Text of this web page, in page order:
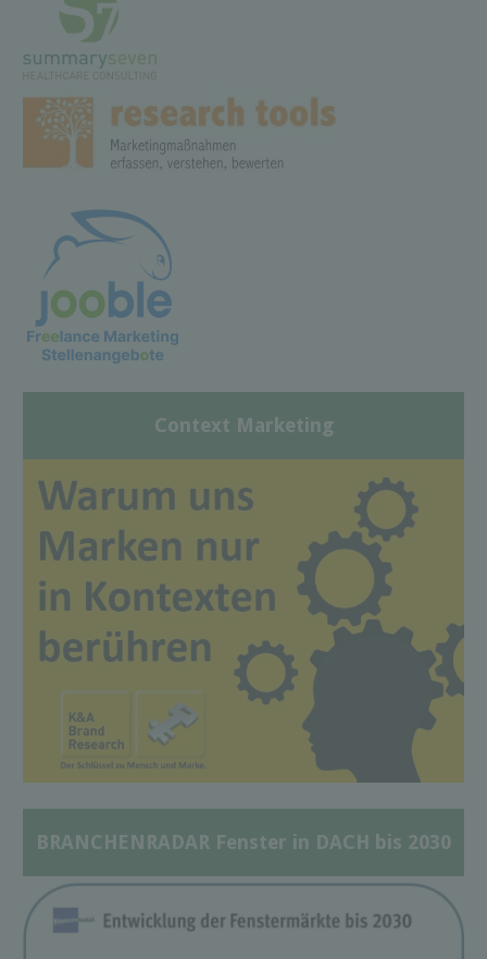
Context Marketing
BRANCHENRADAR Fenster in DACH bis 2030